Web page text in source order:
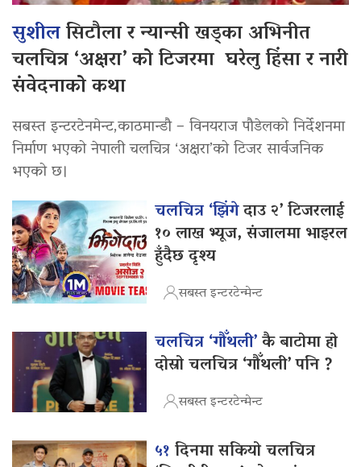
सुशीलसिटौला र न्यान्सी खड्का अभिनीत
चलचित्र ‘अक्षरा’ को टिजरमा घरेलु हिंसा र नारी
संवेदनाको कथा
सबस्त इन्टरटेनमेन्ट,काठमान्डौ – विनयराज पौडेलको निर्देशनमा
निर्माण भएको नेपाली चलचित्र ‘अक्षरा’को टिजर सार्वजनिक
भएको छ।
चलचित्र ‘झिंगेदाउ २’ टिजरलाई
१० लाख भ्यूज, संजालमा भाइरल
हुँदैछ दृश्य
सबस्त इन्टरटेन्मेन्ट
चलचित्र ‘गौँथली’कै बाटोमा हो
दोस्रो चलचित्र ‘गौँथली’ पनि ?
सबस्त इन्टरटेन्मेन्ट
५१दिनमा सकियो चलचित्र